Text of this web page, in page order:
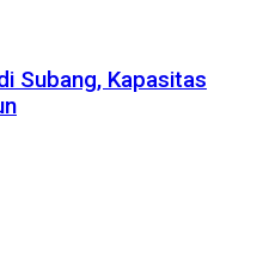
Subang, Kapasitas